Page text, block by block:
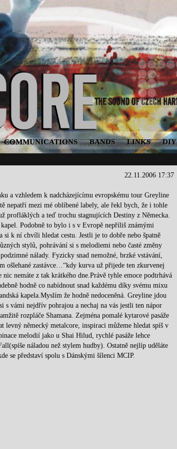
COMMUNICATIONS BANDS LINKS DIY
22.11.2006 17:37
a vzhledem k nadcházejícímu evropskému tour Greyline
nepatří mezi mé oblíbené labely, ale řekl bych, že i tohle
profláklých a teď trochu stagnujících Destiny z Německa.
Podobně to bylo i s v Evropě nepříliš známými
k ní chvíli hledat cestu. Jestli je to dobře nebo špatně
stylů, pohrávání si s melodiemi nebo časté změny
nálady. Fyzicky snad nemožné, brzké vstávání,
ošlehané zastávce…“kdy kurva už přijede ten zkurvenej
nemáte z tak krátkého dne.Právě tyhle emoce podtrhává
hodně co nabídnout snad každému díky svému mixu
kapela.Myslím že hodně nedoceněná. Greyline jdou
s vámi nejdřív pohrajou a nechaj na vás jestli ten nápor
rozpláče Shamana. Zejména pomalé kytarové pasáže
levný německý metalcore, inspiraci můžeme hledat spíš v
melodií jako u Shai Hilud, rychlé pasáže lehce
náladou než stylem hudby). Ostatně nejlíp uděláte
se představí spolu s Dánskými šílenci MCIP.